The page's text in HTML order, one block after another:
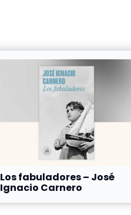
Los fabuladores – José
Ignacio Carnero